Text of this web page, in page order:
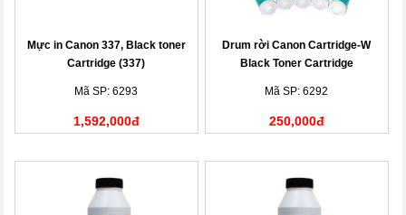
Mực in Canon 337, Black toner
Cartridge (337)
Mã SP: 6293
1,592,000đ
Drum rời Canon Cartridge-W
Black Toner Cartridge
Mã SP: 6292
250,000đ